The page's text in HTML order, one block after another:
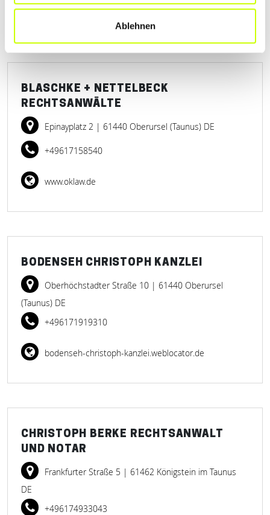
Ablehnen
BLASCHKE + NETTELBECK
RECHTSANWÄLTE
Epinayplatz 2 | 61440 Oberursel (Taunus) DE
+49617158540
www.oklaw.de
BODENSEH CHRISTOPH KANZLEI
Oberhöchstadter Straße 10 | 61440 Oberursel
(Taunus) DE
+496171919310
bodenseh-christoph-kanzlei.weblocator.de
CHRISTOPH BERKE RECHTSANWALT
UND NOTAR
Frankfurter Straße 5 | 61462 Königstein im Taunus
DE
+496174933043